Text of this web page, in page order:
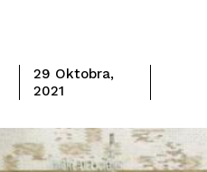
29 Oktobra,
2021